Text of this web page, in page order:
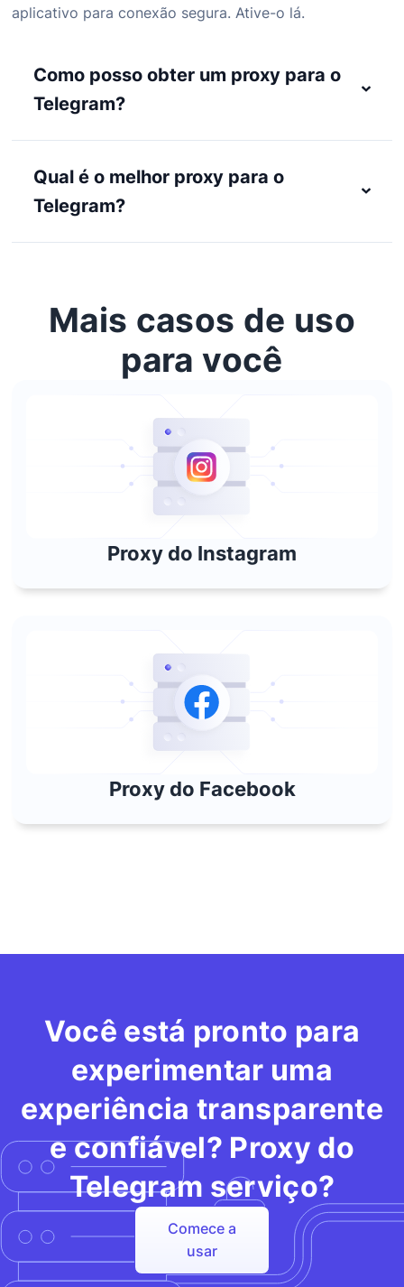
aplicativo para conexão segura. Ative-o lá.
Como posso obter um proxy para o
Telegram?
Qual é o melhor proxy para o
Telegram?
Mais casos de uso
para você
Proxy do Instagram
Proxy do Facebook
Você está pronto para
experimentar uma
experiência transparente
e confiável? Proxy do
Telegram serviço?
Comece a
usar